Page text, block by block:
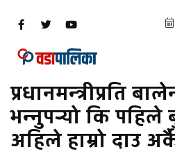
प्रधानमन्त्रीप्रति
भन्नुपर्‍यो कि पहिले
अहिले हाम्रो दाउ